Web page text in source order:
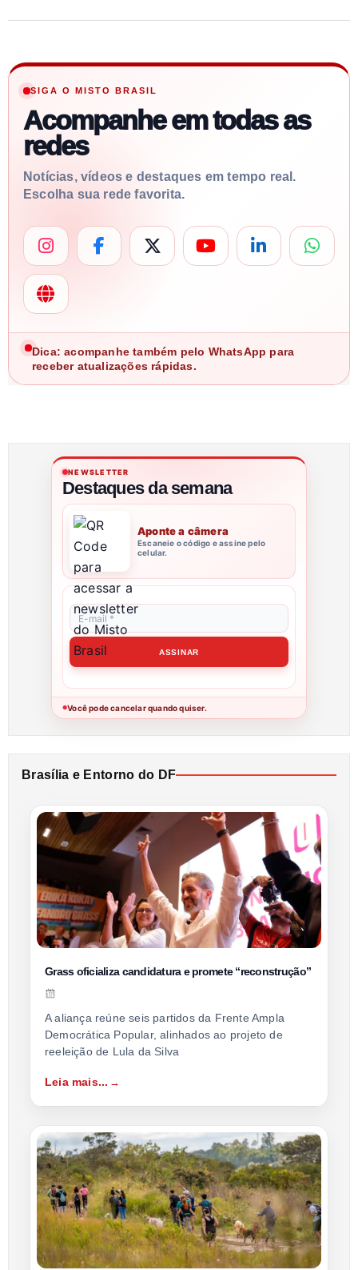
SIGA O MISTO BRASIL
Acompanhe em todas as
redes
Notícias, vídeos e destaques em tempo real.
Escolha sua rede favorita.
Dica: acompanhe também pelo WhatsApp para
receber atualizações rápidas.
NEWSLETTER
Destaques da semana
Aponte a câmera
Escaneie o código e assine pelo
celular.
●Você pode cancelar quando quiser.
Brasília e Entorno do DF
Grass oficializa candidatura e promete “reconstrução”
A aliança reúne seis partidos da Frente Ampla
Democrática Popular, alinhados ao projeto de
reeleição de Lula da Silva
Leia mais...